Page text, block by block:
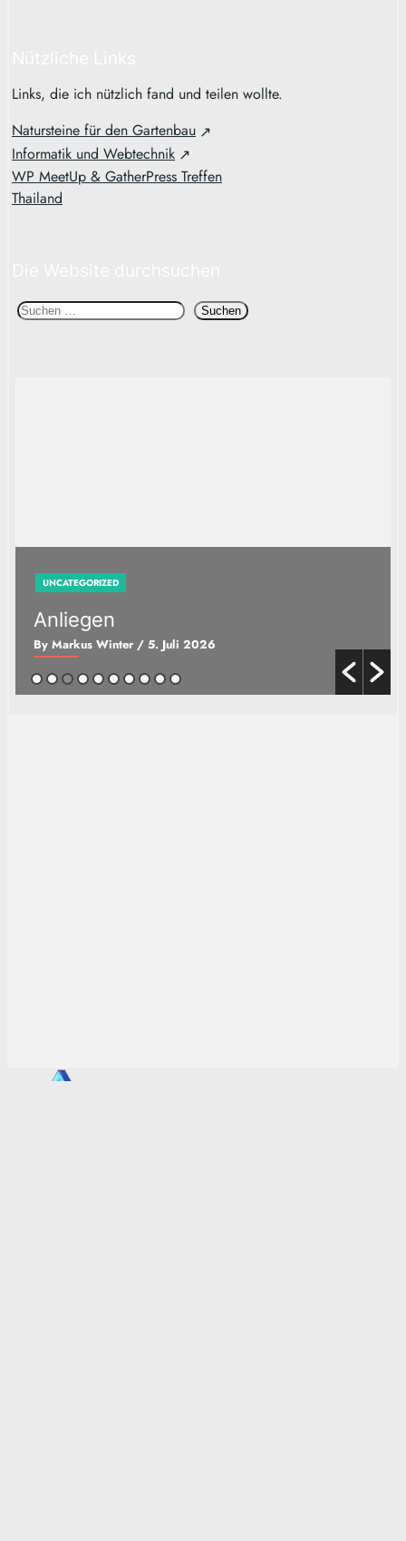
Links, die ich nützlich fand und teilen wollte.
Natursteine für den Gartenbau
Informatik und Webtechnik
WP MeetUp & GatherPress Treffen
Thailand
S
Suchen
UNCATEGORIZED
Anliegen
By Markus Winter / 5. Juli 2026